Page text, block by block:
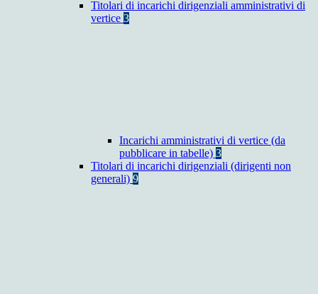
Titolari di incarichi dirigenziali amministrativi di
vertice 3
Incarichi amministrativi di vertice (da
pubblicare in tabelle) 3
Titolari di incarichi dirigenziali (dirigenti non
generali) 9